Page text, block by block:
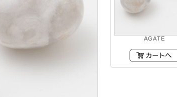
AGATE